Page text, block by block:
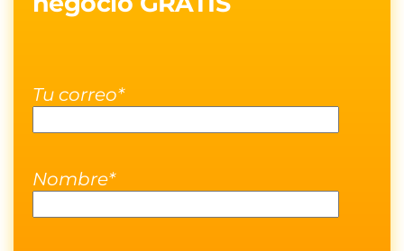
Tu correo*
Nombre*